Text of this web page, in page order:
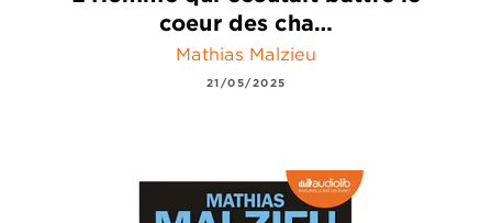
coeur des cha…
Mathias Malzieu
21/05/2025